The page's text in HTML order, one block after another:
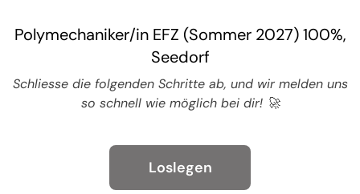
Polymechaniker/in EFZ (Sommer 2027) 100%,
Seedorf
Schliesse die folgenden Schritte ab, und wir melden uns
so schnell wie möglich bei dir! 🚀
Loslegen